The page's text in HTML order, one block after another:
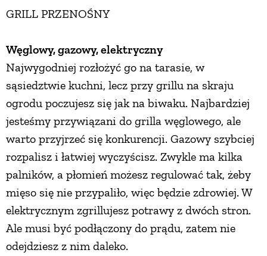
GRILL PRZENOŚNY
Węglowy, gazowy, elektryczny
Najwygodniej rozłożyć go na tarasie, w
sąsiedztwie kuchni, lecz przy grillu na skraju
ogrodu poczujesz się jak na biwaku. Najbardziej
jesteśmy przywiązani do grilla węglowego, ale
warto przyjrzeć się konkurencji. Gazowy szybciej
rozpalisz i łatwiej wyczyścisz. Zwykle ma kilka
palników, a płomień możesz regulować tak, żeby
mięso się nie przypaliło, więc będzie zdrowiej. W
elektrycznym zgrillujesz potrawy z dwóch stron.
Ale musi być podłączony do prądu, zatem nie
odejdziesz z nim daleko.
GRZYBY
KRAJOBRAZ
RĘKODZIEŁO
RZEMIOSŁO
ZWYCZAJE
ZRÓB TO SAM